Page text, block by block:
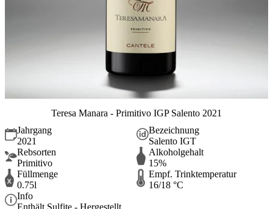
Teresa Manara - Primitivo IGP Salento 2021
Jahrgang
2021
Bezeichnung
Salento IGT
Rebsorten
Primitivo
Alkoholgehalt
15%
Füllmenge
0.75l
Empf. Trinktemperatur
16/18 °C
Info